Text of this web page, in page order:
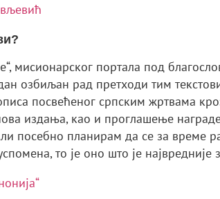
мисионарског портала под
озбиљан рад претходи тим
посвећеног српским жртвама
издања, као и проглашење
посебно планирам да се за време
то је оно што је највредније